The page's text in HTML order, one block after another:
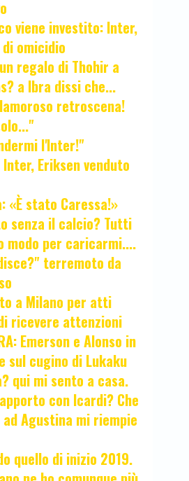
viene investito: Inter,
omicidio
regalo di Thohir a
a Ibra dissi che...
retroscena!
l'Inter!"
Eriksen venduto
«È stato Caressa!»
senza il calcio? Tutti
modo per caricarmi....
terremoto da
a Milano per atti
ricevere attenzioni
Emerson e Alonso in
sul cugino di Lukaku
qui mi sento a casa.
con Icardi? Che
Agustina mi riempie
quello di inizio 2019.